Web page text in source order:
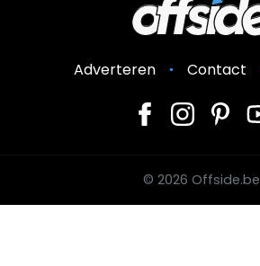
Adverteren Contact
© 2026 Offside.be